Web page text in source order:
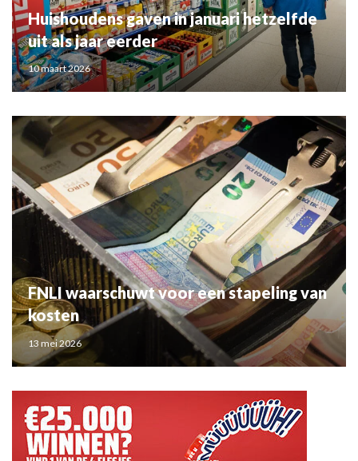
Huishoudens gaven in januari hetzelfde
uit als jaar eerder
10 maart 2026
FNLI waarschuwt voor een stapeling van
kosten
13 mei 2026